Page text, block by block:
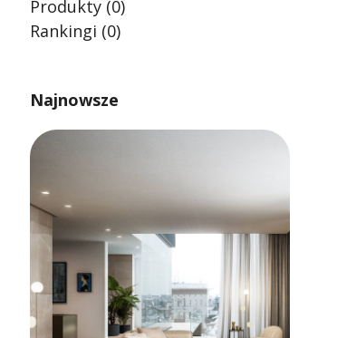
Produkty(0)
Rankingi (0)
Najnowsze